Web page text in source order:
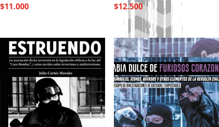
$11.000 $12.500